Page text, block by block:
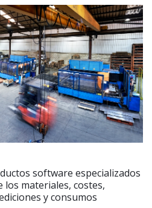
software especializados
los materiales, costes,
y consumos